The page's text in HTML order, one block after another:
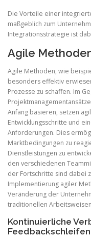
Die Vorteile einer
maßgeblich zum
Integrationsstrategie ist
Agile
Agile Methoden, wie
besonders effektiv
Prozesse zu schaffen. Im
Anfang basieren, setzen
Entwicklungsschritte und
Anforderungen. Dies
Marktbedingungen zu
Dienstleistungen zu
den verschiedenen
der Fortschritte sind dabei
Implementierung agiler
Veränderung der
traditionellen
Kontinuierliche
Feedbackschleifen